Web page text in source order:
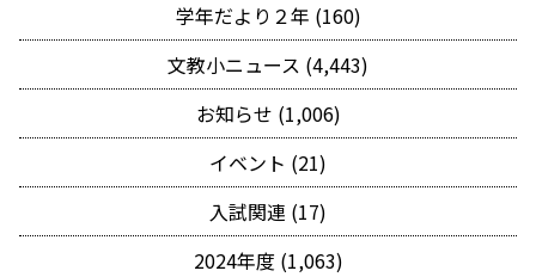
学年だより２年 (160)
文教小ニュース (4,443)
お知らせ (1,006)
イベント (21)
入試関連 (17)
2024年度 (1,063)